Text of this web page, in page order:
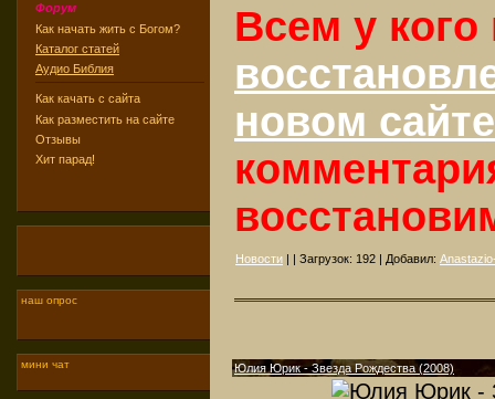
Форум
Как начать жить с Богом?
Каталог статей
Аудио Библия
Как качать с сайта
Как разместить на сайте
Отзывы
Хит парад!
наш опрос
мини чат
Всем у
новом сайте
Новости | | Загрузок: 192 | Добавил:
Юлия Юрик - Звезда Рождества (2008)